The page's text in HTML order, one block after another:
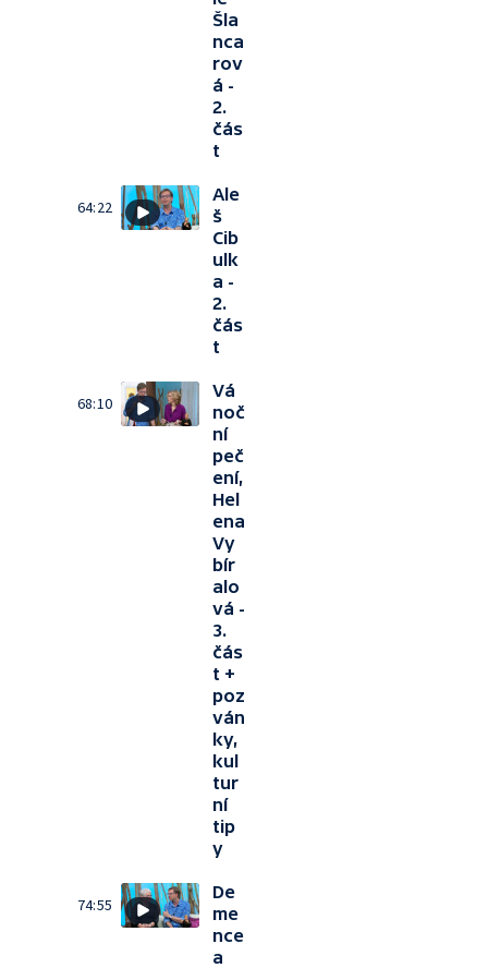
Šla
nca
rov
á -
2.
čás
t
64:22
Ale
š
Cib
ulk
a -
2.
čás
t
68:10
Vá
noč
ní
peč
ení,
Hel
ena
Vy
bír
alo
vá -
3.
čás
t +
poz
ván
ky,
kul
tur
ní
tip
y
74:55
De
me
nce
a